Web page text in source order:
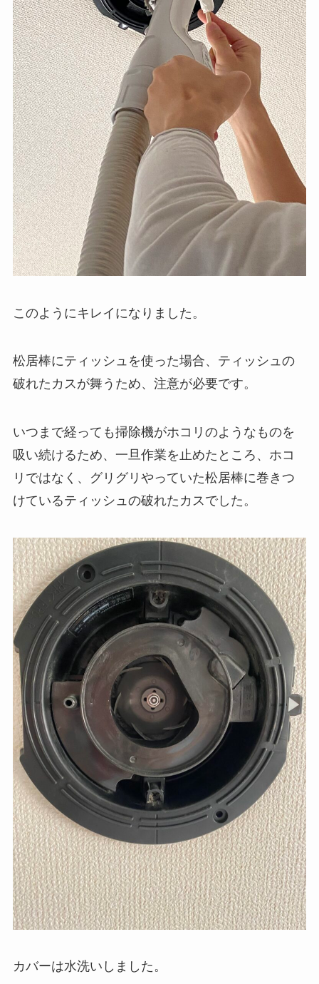
このようにキレイになりました。
松居棒にティッシュを使った場合、ティッシュの
破れたカスが舞うため、注意が必要です。
いつまで経っても掃除機がホコリのようなものを
吸い続けるため、一旦作業を止めたところ、ホコ
リではなく、グリグリやっていた松居棒に巻きつ
けているティッシュの破れたカスでした。
カバーは水洗いしました。